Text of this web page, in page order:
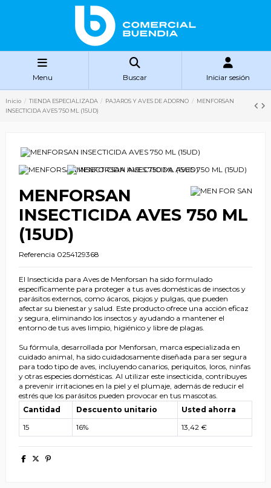
Menu Buscar Iniciar sesión
Inicio TIENDA ESPECIALIZADA PAJAROS Y AVES DE ADORNO
MENFORSAN
INSECTICIDA AVES 750 ML (15UD)
MENFORSAN
INSECTICIDA AVES 750 ML
(15UD)
Referencia 0254129368
El Insecticida para Aves de Menforsan ha sido formulado
específicamente para proteger a tus aves domésticas de insectos y
parásitos externos, como ácaros, piojos y pulgas, que pueden
afectar su bienestar y salud. Este producto ofrece una acción eficaz
y segura, eliminando los insectos y ayudando a mantener el
entorno de tus aves limpio, higiénico y libre de plagas.
Su fórmula, desarrollada por Menforsan, marca especializada en
cuidado animal, ha sido cuidadosamente diseñada para ser segura
para todo tipo de aves, incluyendo canarios, periquitos, loros, ninfas
y otras especies domésticas. Al utilizar este insecticida, contribuyes
a prevenir irritaciones en la piel y el plumaje, además de reducir el
estrés que los parásitos pueden provocar en tus mascotas.
Cantidad
Descuento unitario
Usted ahorra
15
16% 13,42 €